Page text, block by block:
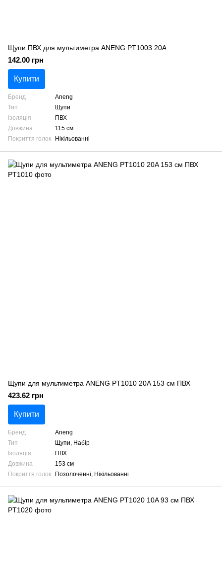
Щупи ПВХ для мультиметра ANENG PT1003 20A
142.00 грн
Купити
Бренд
Aneng
Тип
Щупи
Ізоляція
ПВХ
Довжина
115 см
Покриття голок
Нікільованні
Щупи для мультиметра ANENG PT1010 20A 153 см ПВХ
423.62 грн
Купити
Бренд
Aneng
Тип
Щупи, Набір
Ізоляція
ПВХ
Довжина
153 см
Покриття голок
Позолоченні, Нікільованні